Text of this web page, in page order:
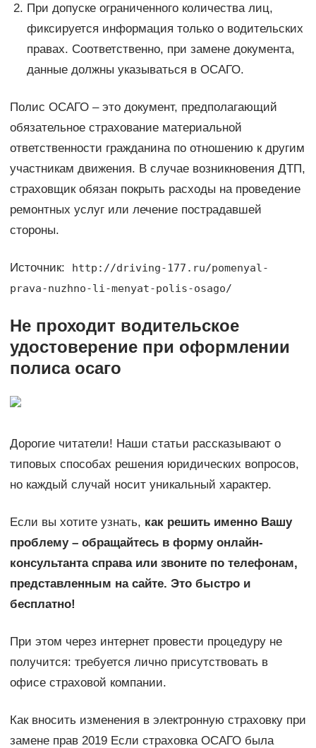
При допуске ограниченного количества лиц,
фиксируется информация только о водительских
правах. Соответственно, при замене документа,
данные должны указываться в ОСАГО.
Полис ОСАГО – это документ, предполагающий
обязательное страхование материальной
ответственности гражданина по отношению к другим
участникам движения. В случае возникновения ДТП,
страховщик обязан покрыть расходы на проведение
ремонтных услуг или лечение пострадавшей
стороны.
Источник:
http://driving-177.ru/pomenyal-
prava-nuzhno-li-menyat-polis-osago/
Не проходит водительское
удостоверение при оформлении
полиса осаго
Дорогие читатели! Наши статьи рассказывают о
типовых способах решения юридических вопросов,
но каждый случай носит уникальный характер.
Если вы хотите узнать, как решить именно Вашу
проблему – обращайтесь в форму онлайн-
консультанта справа или звоните по телефонам,
представленным на сайте. Это быстро и
бесплатно!
При этом через интернет провести процедуру не
получится: требуется лично присутствовать в
офисе страховой компании.
Как вносить изменения в электронную страховку при
замене прав 2019 Если страховка ОСАГО была